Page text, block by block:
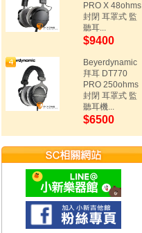
PRO X 48ohms
封閉 耳罩式 監
聽耳...
$9400
Beyerdynamic
拜耳 DT770
PRO 250ohms
封閉 耳罩式 監
聽耳機...
$6500